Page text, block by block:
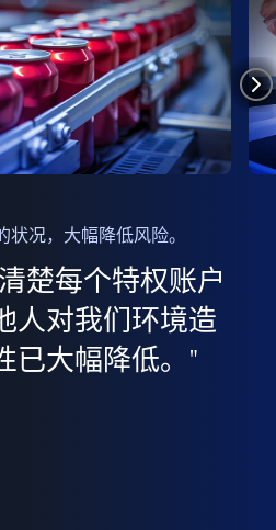
况，大幅降低风险。
楚每个特权账户
人对我们环境造
已大幅降低。"